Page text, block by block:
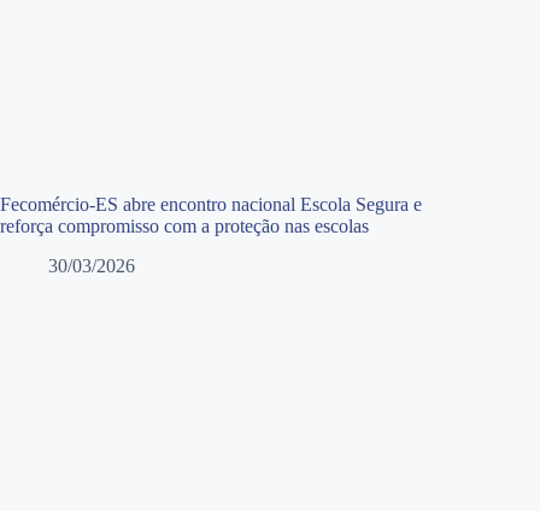
Fecomércio-ES abre encontro nacional Escola Segura e
reforça compromisso com a proteção nas escolas
30/03/2026